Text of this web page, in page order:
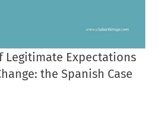
Legitimate Expectations
the Spanish Case